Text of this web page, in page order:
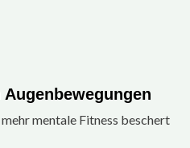
mentale Fitness beschert